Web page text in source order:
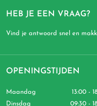
HEB JE EEN VRAAG?
Vind je antwoord snel en
OPENINGSTIJDEN
Maandag
13:00 -
Dinsdag
09:30 -